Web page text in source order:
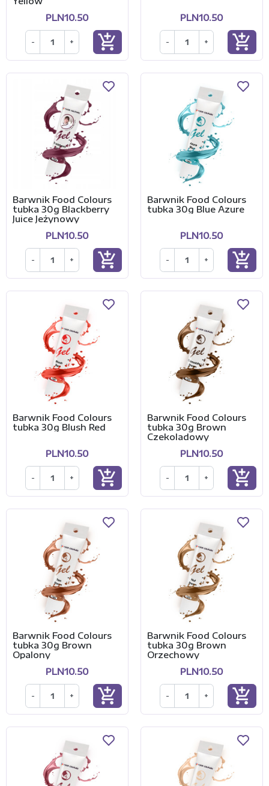
PLN10.50
- + add_shopping_cart
PLN10.50
- + add_shopping_cart
Barwnik Food Colours
tubka 30g Blackberry
Juice Jeżynowy
PLN10.50
- + add_shopping_cart
Barwnik Food Colours
tubka 30g Blue Azure
PLN10.50
- + add_shopping_cart
Barwnik Food Colours
tubka 30g Blush Red
PLN10.50
- + add_shopping_cart
Barwnik Food Colours
tubka 30g Brown
Czekoladowy
PLN10.50
- + add_shopping_cart
Barwnik Food Colours
tubka 30g Brown
Opalony
PLN10.50
- + add_shopping_cart
Barwnik Food Colours
tubka 30g Brown
Orzechowy
PLN10.50
- + add_shopping_cart